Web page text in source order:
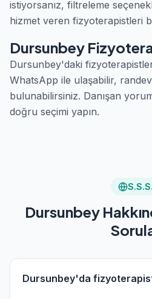
istiyorsanız, filtreleme
hizmet veren fizyoterapistleri
Dursunbey
Dursunbey'daki
WhatsApp ile ulaşabilir,
bulunabilirsiniz. Danışan
doğru seçimi yapın.
S.S.S.
Dursunbey
Dursunbey'da fizyoterapist